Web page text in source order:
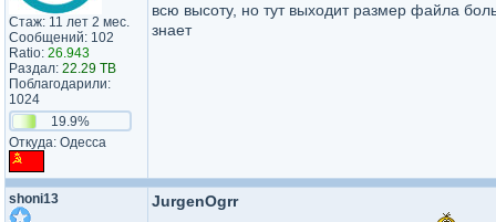
Стаж: 11 лет 2 мес.
Сообщений: 102
Ratio: 26.943
Раздал: 22.29 TB
Поблагодарили:
1024
19.9%
Откуда: Одесса
всю высоту, но тут выходит размер файла
знает
shoni13
JurgenOgrr